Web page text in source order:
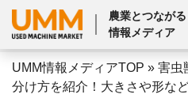
農業とつながる
情報メディア
UMM情報メディアTOP » 害虫
分け方を紹介！大きさや形な